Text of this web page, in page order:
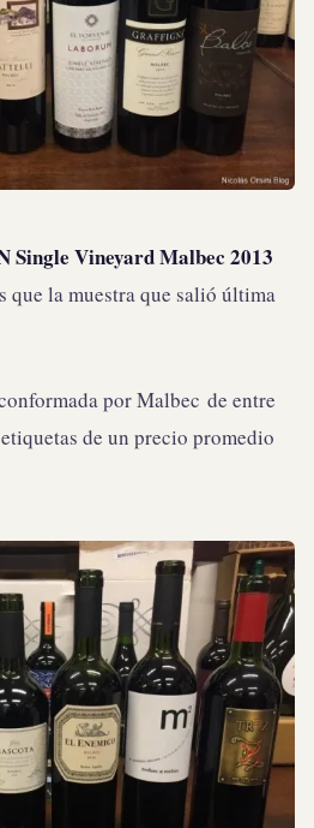
Single Vineyard Malbec 2013
que la muestra que salió última
por Malbec de entre
de un precio promedio